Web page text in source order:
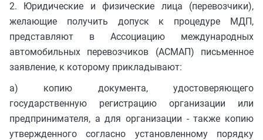
2. Юридические и физические лица (перевозчики),
желающие получить допуск к процедуре МДП,
представляют в Ассоциацию международных
автомобильных перевозчиков (АСМАП) письменное
заявление, к которому прикладывают:
а) копию документа, удостоверяющего
государственную регистрацию организации или
предпринимателя, а для организации - также копию
утвержденного согласно установленному порядку